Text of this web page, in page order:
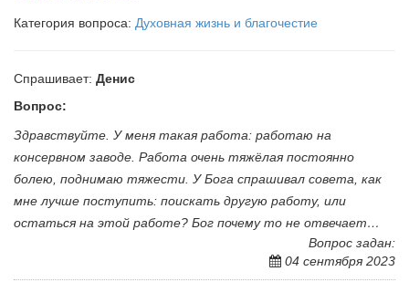
Категория вопроса: Духовная жизнь и благочестие
Спрашивает: Денис
Вопрос:
Здравствуйте. У меня такая работа: работаю на
консервном заводе. Работа очень тяжёлая постоянно
болею, поднимаю тяжести. У Бога спрашивал совета, как
мне лучше поступить: поискать другую работу, или
остаться на этой работе? Бог почему то не отвечает…
Вопрос задан:
04 сентября 2023